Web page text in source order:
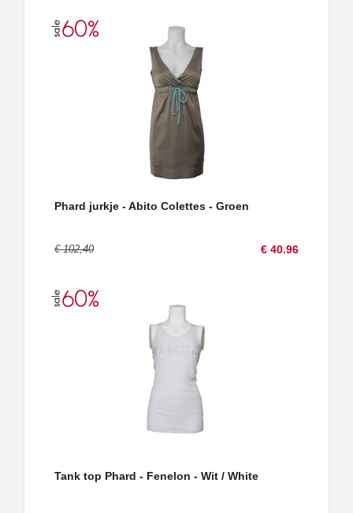
Phard jurkje - Abito Colettes - Groen
€ 102,40 € 40.96
Tank top Phard - Fenelon - Wit / White